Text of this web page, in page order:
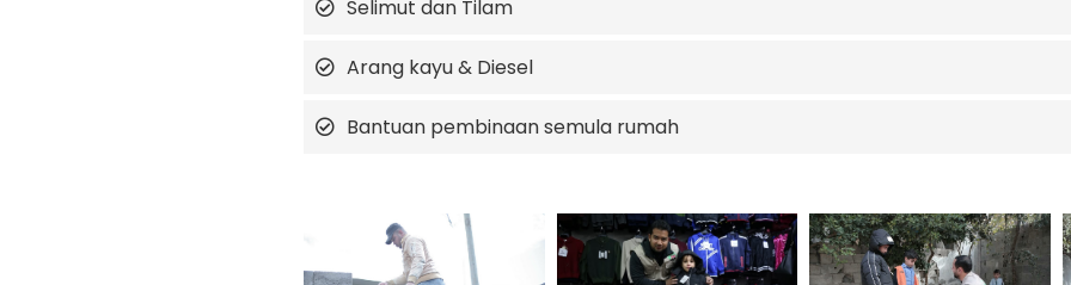
Selimut dan Tilam
Arang kayu & Diesel
Bantuan pembinaan semula rumah